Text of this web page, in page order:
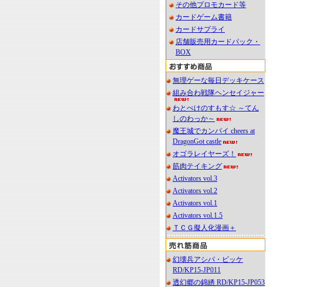
その他プロモカード等
カードゲーム書籍
カードサプライ
店舗販売用カードパック・
BOX
無理ゲーな毎日デッキケース
組み合わ戦隊ヘンセイジャー
わとぺけのすもす☆ ～てん
しのわっか～
魔王城でカンパイ cheers at
DragonGot castle
オゴラレイヤーズ！
筋肉テイキング
Activators vol.3
Activators vol.2
Activators vol.1
Activators vol.1.5
ＴＣＧ擬人化漫画＋
幻壊兵アシバ・ビッケ
RD/KP15-JP011
透幻郷の錦綉 RD/KP15-JP053